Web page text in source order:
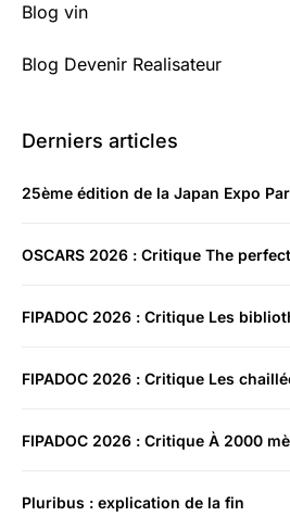
Blog vin
Blog Devenir Realisateur
Derniers articles
25ème édition de la Japan Expo
OSCARS 2026 : Critique The
FIPADOC 2026 : Critique Les
FIPADOC 2026 : Critique Les
FIPADOC 2026 : Critique À 2000
Pluribus : explication de la fin